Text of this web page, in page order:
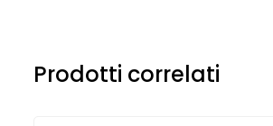
Prodotti correlati